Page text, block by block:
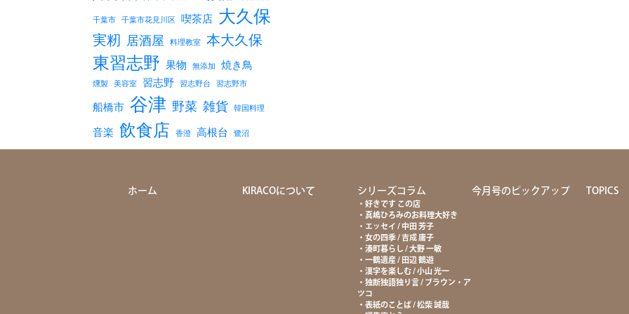
千葉市 千葉市花見川区 喫茶店 大久保
実籾 居酒屋 料理教室 本大久保
東習志野 果物 無添加 焼き鳥
燻製 美容室 習志野 習志野台 習志野市
船橋市 谷津 野菜 雑貨 韓国料理
音楽 飲食店 香澄 高根台 鷺沼
ホーム KIRACOについて シリーズコラム
好きです この店
真嶋ひろみのお料理大好き
エッセイ / 中田 芳子
女の四季 / 吉成 庸子
湊町暮らし / 大野 一敏
一鶴遺産 / 田辺 鶴遊
漢字を楽しむ / 小山 光一
独断独語独り言 / ブラウン・ア
ツコ
表紙のことば / 松柴 誠哉
今月号のピックアップ TOPICS